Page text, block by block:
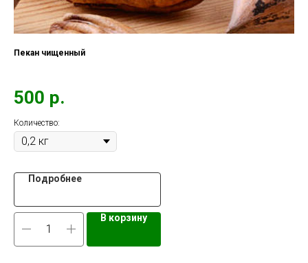
Пекан чищенный
500 р.
Количество:
Подробнее
В корзину